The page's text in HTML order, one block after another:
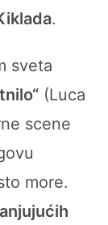
.
sveta
(Luca
scene
more.